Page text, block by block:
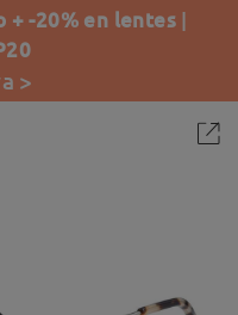
+ -20% en lentes |
>